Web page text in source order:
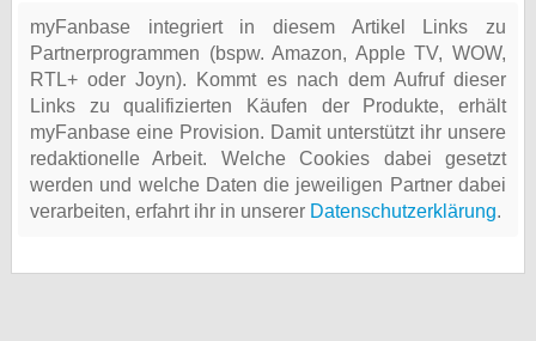
myFanbase integriert in diesem Artikel Links zu
Partnerprogrammen (bspw. Amazon, Apple TV, WOW,
RTL+ oder Joyn). Kommt es nach dem Aufruf dieser
Links zu qualifizierten Käufen der Produkte, erhält
myFanbase eine Provision. Damit unterstützt ihr unsere
redaktionelle Arbeit. Welche Cookies dabei gesetzt
werden und welche Daten die jeweiligen Partner dabei
verarbeiten, erfahrt ihr in unserer Datenschutzerklärung.